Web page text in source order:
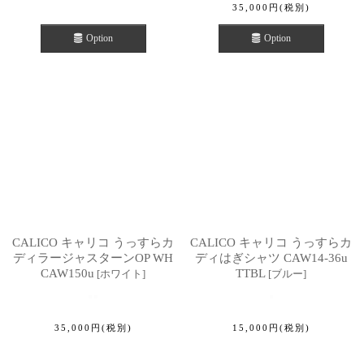
Option
35,000 円 (税別)
Option
CALICO キャリコ うっすらカ
ディラージャスターンOP WH
CAW150u [ホワイト ]
35,000 円 (税別)
CALICO キャリコ うっすらカ
ディはぎシャツ CAW14-36u
TTBL [ブルー]
15,000 円 (税別)